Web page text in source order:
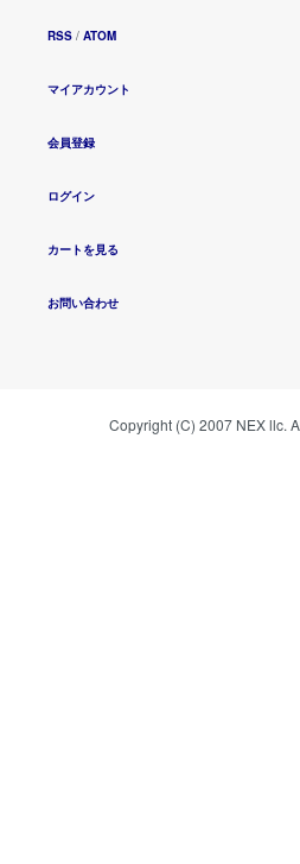
RSS / ATOM
マイアカウント
会員登録
ログイン
カートを見る
お問い合わせ
Copyright (C) 2007 NEX llc.